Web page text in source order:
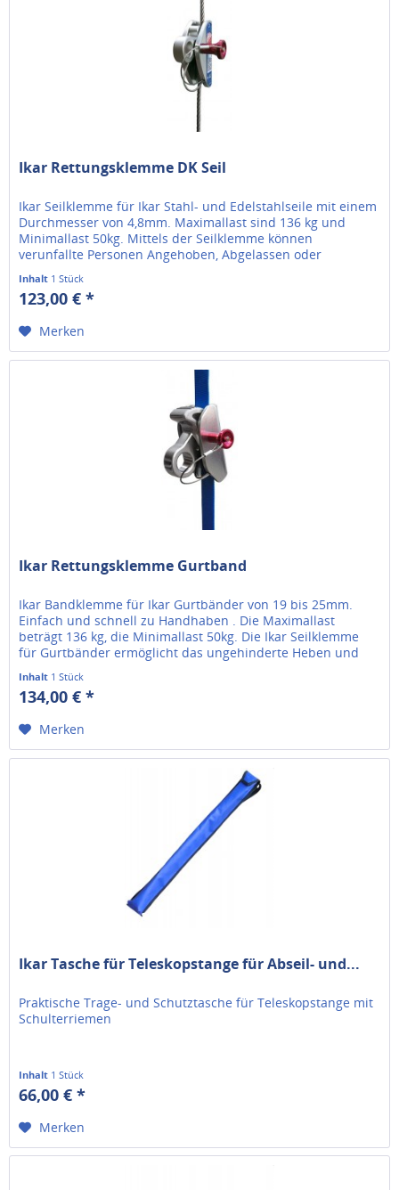
Ikar Rettungsklemme DK Seil
Ikar Seilklemme für Ikar Stahl- und Edelstahlseile mit einem
Durchmesser von 4,8mm. Maximallast sind 136 kg und
Minimallast 50kg. Mittels der Seilklemme können
verunfallte Personen Angehoben, Abgelassen oder
Abgeseilt werden. Bitte...
Inhalt 1 Stück
123,00 € *
Merken
Ikar Rettungsklemme Gurtband
Ikar Bandklemme für Ikar Gurtbänder von 19 bis 25mm.
Einfach und schnell zu Handhaben . Die Maximallast
beträgt 136 kg, die Minimallast 50kg. Die Ikar Seilklemme
für Gurtbänder ermöglicht das ungehinderte Heben und
Ablassen / Abseilen...
Inhalt 1 Stück
134,00 € *
Merken
Ikar Tasche für Teleskopstange für Abseil- und...
Praktische Trage- und Schutztasche für Teleskopstange mit
Schulterriemen
Inhalt 1 Stück
66,00 € *
Merken